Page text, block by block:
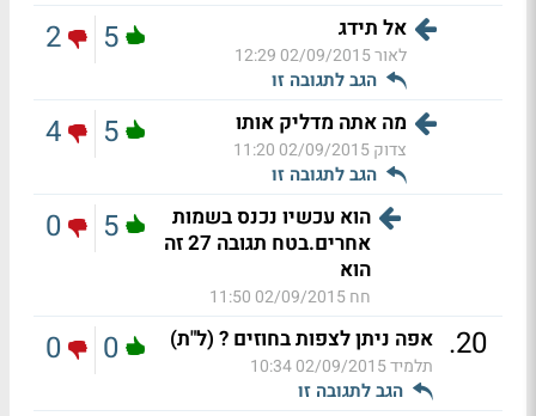
אל תידג
לאור02/09/2015 12:29
הגב לתגובה זו
5
2
מה אתה מדליק אותו
צדוק02/09/2015 11:20
הגב לתגובה זו
5
4
הוא עכשיו נכנס בשמות
אחרים.בטח תגובה 27 זה
הוא
חח02/09/2015 11:50
5
0
20
. אפה ניתן לצפות בחוזים ? (ל"ת)
תלמיד02/09/2015 10:34
הגב לתגובה זו
0
0